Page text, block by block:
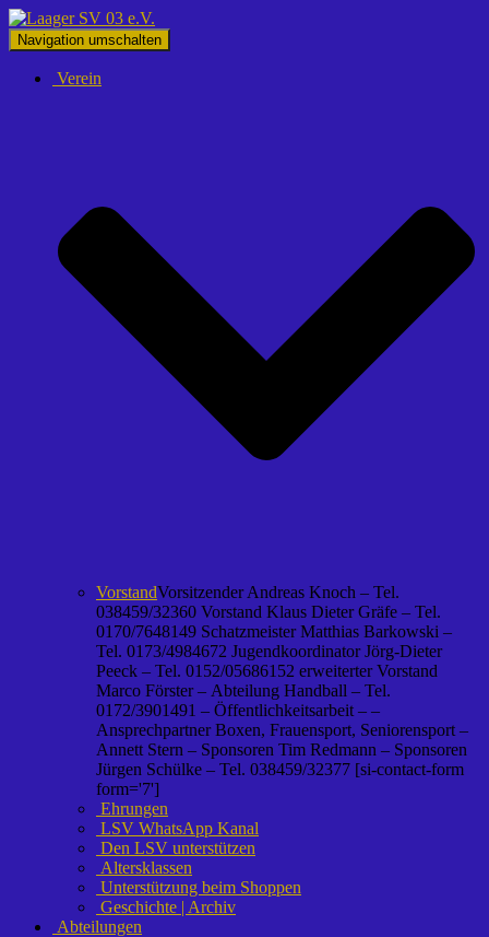
Navigation umschalten
Verein
VorstandVorsitzender Andreas Knoch – Tel.
038459/32360 Vorstand Klaus Dieter Gräfe – Tel.
0170/7648149 Schatzmeister Matthias Barkowski –
Tel. 0173/4984672 Jugendkoordinator Jörg-Dieter
Peeck – Tel. 0152/05686152 erweiterter Vorstand
Marco Förster – Abteilung Handball – Tel.
0172/3901491 – Öffentlichkeitsarbeit – –
Ansprechpartner Boxen, Frauensport, Seniorensport –
Annett Stern – Sponsoren Tim Redmann – Sponsoren
Jürgen Schülke – Tel. 038459/32377 [si-contact-form
form='7']
Ehrungen
LSV WhatsApp Kanal
Den LSV unterstützen
Altersklassen
Unterstützung beim Shoppen
Geschichte | Archiv
Abteilungen